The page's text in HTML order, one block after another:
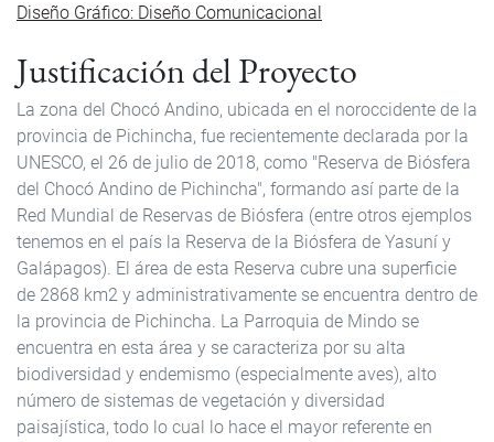
Diseño Gráfico: Diseño Comunicacional
Justificación del Proyecto
La zona del Chocó Andino, ubicada en el noroccidente de la
provincia de Pichincha, fue recientemente declarada por la
UNESCO, el 26 de julio de 2018, como "Reserva de Biósfera
del Chocó Andino de Pichincha", formando así parte de la
Red Mundial de Reservas de Biósfera (entre otros ejemplos
tenemos en el país la Reserva de la Biósfera de Yasuní y
Galápagos). El área de esta Reserva cubre una superficie
de 2868 km2 y administrativamente se encuentra dentro de
la provincia de Pichincha. La Parroquia de Mindo se
encuentra en esta área y se caracteriza por su alta
biodiversidad y endemismo (especialmente aves), alto
número de sistemas de vegetación y diversidad
paisajística, todo lo cual lo hace el mayor referente en